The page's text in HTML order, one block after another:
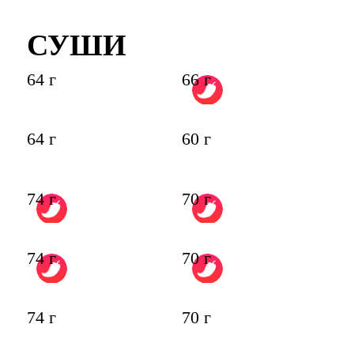
СУШИ
64 г 66 г
64 г 60 г
74 г 70 г
74 г 70 г
74 г 70 г